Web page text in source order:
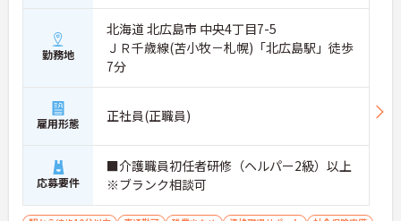
勤務地
北海道 北広島市 中央4丁目7-5
ＪＲ千歳線(苫小牧－札幌)「北広島駅」徒歩
7分
雇用形態 正社員(正職員)
応募要件
■介護職員初任者研修（ヘルパー2級）以上
※ブランク相談可